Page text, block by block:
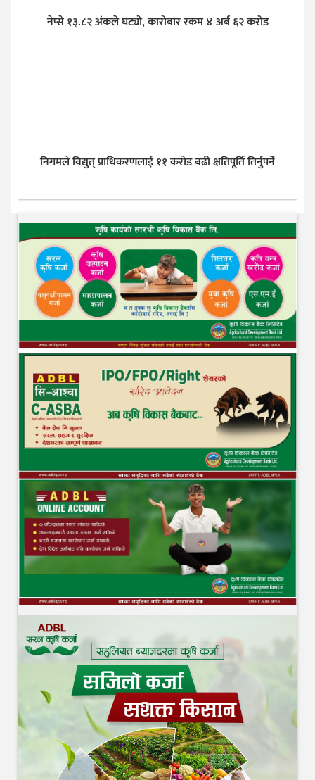
नेप्से १३.८२ अंकले घट्यो, कारोबार रकम ४ अर्ब ६२ करोड
निगमले विद्युत् प्राधिकरणलाई ११ करोड बढी क्षतिपूर्ति तिर्नुपर्ने